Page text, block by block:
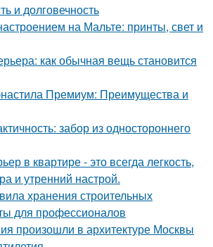
и долговечность
на Мальте: принты, свет и
как обычная вещь становится
Премиум: Преимущества и
забор из одностороннего
в квартире - это всегда легкость,
и утренний настрой.
хранения строительных
для профессионалов
произошли в архитектуре Москвы